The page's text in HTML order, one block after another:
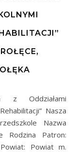
Nasza
Nazwa
Rodzina Patron:
Powiat m.